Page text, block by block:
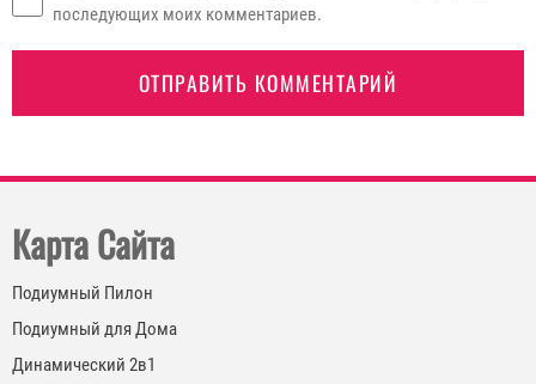
последующих моих комментариев.
Карта Сайта
Подиумный Пилон
Подиумный для Дома
Динамический 2в1